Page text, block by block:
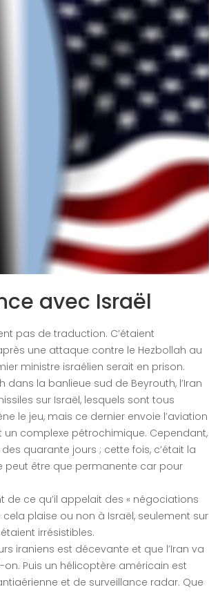
avec Israël
pas de traduction. C’étaient
une attaque contre le Hezbollah au
ministre israélien serait en prison.
la banlieue sud de Beyrouth, l’Iran
sur Israël, lesquels sont tous
le jeu, mais ce dernier envoie l’aviation
complexe pétrochimique. Cependant,
quarante jours ; cette fois, c’était la
peut être que permanente car pour
de ce qu’il appelait des « négociations
plaise ou non à Israël, seulement sur
irrésistibles.
iraniens est décevante et que l’Iran va
Puis un hélicoptère américain est
et de surveillance radar. Que